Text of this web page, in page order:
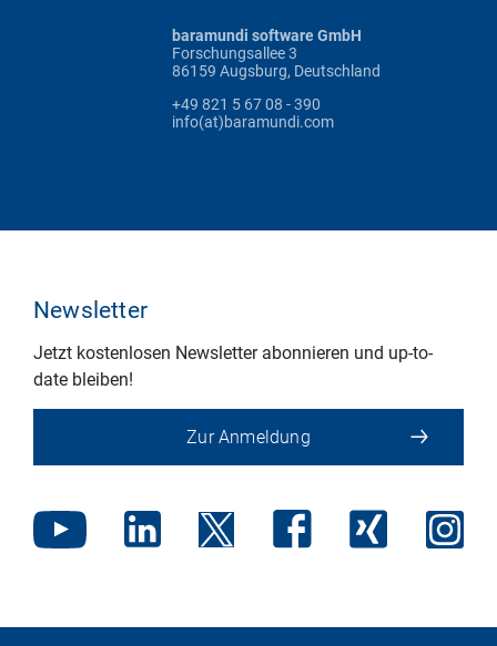
baramundi software GmbH
Forschungsallee 3
86159 Augsburg, Deutschland
+49 821 5 67 08 - 390
info(at)baramundi.com
Newsletter
Jetzt kostenlosen Newsletter abonnieren und up-to-
date bleiben!
Zur Anmeldung